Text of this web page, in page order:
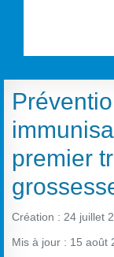
premier
Création : 24 juillet
Mis à jour : 15 août